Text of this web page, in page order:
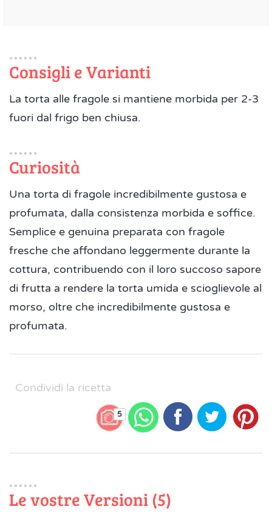
Consigli e Varianti
La torta alle fragole si mantiene morbida per 2-3
fuori dal frigo ben chiusa.
Curiosità
Una torta di fragole incredibilmente gustosa e
profumata, dalla consistenza morbida e soffice.
Semplice e genuina preparata con fragole
fresche che affondano leggermente durante la
cottura, contribuendo con il loro succoso sapore
di frutta a rendere la torta umida e scioglievole al
morso, oltre che incredibilmente gustosa e
profumata.
Condividi la ricetta
5
Le vostre Versioni (5)